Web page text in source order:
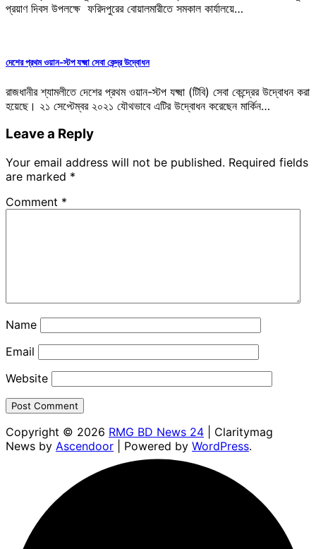
প্রয়াণ দিবস উপলক্ষে ফরিদপুরের বোয়ালমারীতে সমকাল কার্যালয়ে…
দেশের প্রথম ওয়ান-স্টপ যক্ষ্মা সেবা কেন্দ্র উদ্বোধন
রাজধানীর শ্যামলীতে দেশের প্রথম ওয়ান-স্টপ যক্ষ্মা (টিবি) সেবা কেন্দ্রের উদ্বোধন করা
হয়েছে। ২১ সেপ্টেম্বর ২০২১ যৌথভাবে এটির উদ্বোধন করেছেন মার্কিন…
Leave a Reply
Your email address will not be published. Required fields
are marked *
Comment *
Name
Email
Website
Copyright © 2026 RMG BD News 24 | Claritymag
News by Ascendoor | Powered by WordPress.